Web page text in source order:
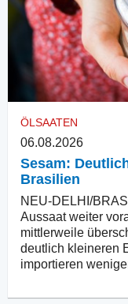
ÖLSAATEN
06.08.2026
Sesam:
Brasilien
NEU-DELHI/
Aussaat weiter
mittlerweile
deutlich kleineren
importieren